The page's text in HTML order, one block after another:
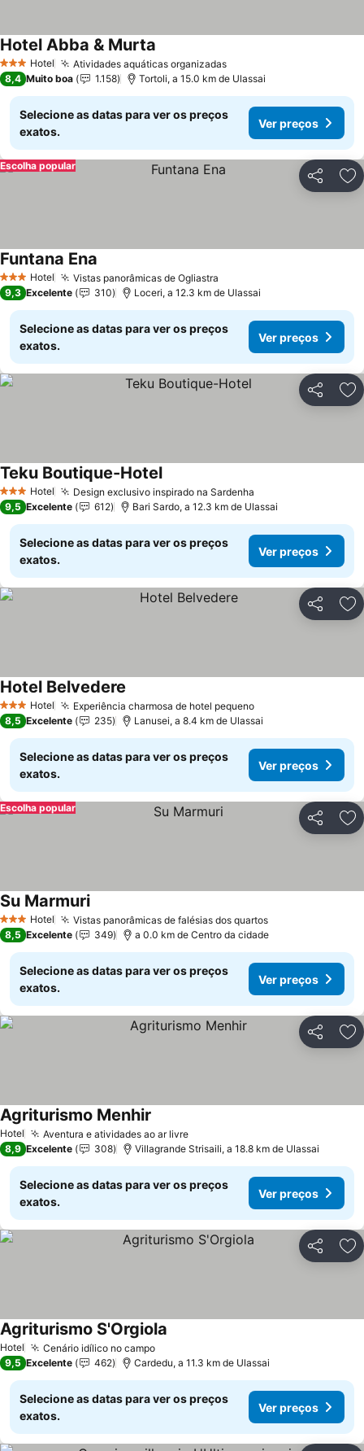
3 EstrelasHotel Atividades aquáticas organizadasVer preços
Hotel Abba & Murta
8,4 Muito boa 1.158 Tortoli, a 15.0 km de Ulassai
Selecione as datas para ver os preços
exatos.
Ver preços
Partilhar
Escolha popular
3 EstrelasHotel Vistas panorâmicas de Ogliastra
Funtana Ena
9,3 Excelente 310 Loceri, a 12.3 km de Ulassai
Selecione as datas para ver os preços
exatos.
Ver preços
Partilhar
3 EstrelasHotel Design exclusivo inspirado na Sardenha
Teku Boutique-HotelVer preços
9,5 Excelente 612 Bari Sardo, a 12.3 km de Ulassai
Selecione as datas para ver os preços
exatos.
Ver preços
Partilhar
3 EstrelasHotel Experiência charmosa de hotel pequenoVer preços
Hotel Belvedere
8,5 Excelente 235 Lanusei, a 8.4 km de Ulassai
Selecione as datas para ver os preços
exatos.
Ver preços
Partilhar
Escolha popular
3 EstrelasHotel Vistas panorâmicas de falésias dos quartosVer preços
Su MarmuriVer preços
8,5 Excelente 349 a 0.0 km de Centro da cidade
Selecione as datas para ver os preços
exatos.
Ver preços
Partilhar
Hotel Aventura e atividades ao ar livreVer preços
Agriturismo Menhir
8,9 Excelente 308 Villagrande Strisaili, a 18.8 km de Ulassai
Selecione as datas para ver os preços
exatos.
Ver preços
Partilhar
Hotel Cenário idílico no campoVer preços
Agriturismo S'Orgiola
9,5 Excelente 462 Cardedu, a 11.3 km de Ulassai
Selecione as datas para ver os preços
exatos.
Ver preços